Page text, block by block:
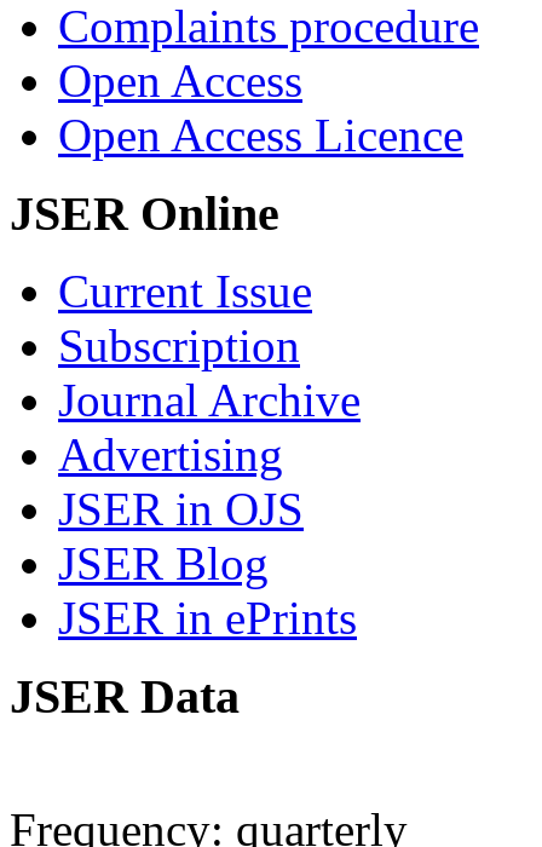
Complaints procedure
Open Access
Open Access Licence
JSER Online
Current Issue
Subscription
Journal Archive
Advertising
JSER in OJS
JSER Blog
JSER in ePrints
JSER Data
Frequency: quarterly